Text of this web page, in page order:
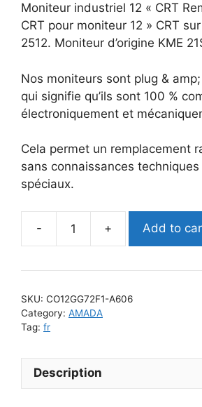
Moniteur industriel 12 « CRT
CRT pour moniteur 12 » CRT
2512. Moniteur d’origine KME
Nos moniteurs sont plug &
qui signifie qu’ils sont 100 %
électroniquement et
Cela permet un remplacement
sans connaissances
spéciaux.
Amada
2
-
compatible
Add to
SKU: CO12GG72F1-A606
Category: AMADA
Tag: fr
Description